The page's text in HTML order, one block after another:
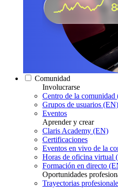
Comunidad
Involucrarse
Centro de la comunidad
Grupos de usuarios (EN)
Eventos
Aprender y crear
Claris Academy (EN)
Certificaciones
Eventos en vivo de la
Horas de oficina virtual
Formación en directo
Oportunidades
Trayectorias